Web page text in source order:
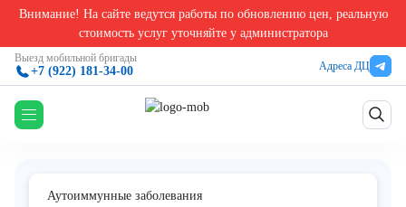
Внимание! На сайте ведутся работы по обновлению цен, реальную
стоимость услуг уточняйте у администратора
Выезд мобильной бригады
+7 (922) 181-34-00 Адреса ДЦ
Анализы на аутоиммунные заболевания Определение активности
Определение активности ингибитора
С1 фактора комплемента (C1INH)
Аутоиммунные заболевания